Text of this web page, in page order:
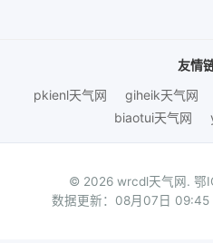
友情
pkienl天气网
giheik天气网
biaotui天气网
© 2026 wrcdl天气网. 鄂
数据更新：08月07日 09:45